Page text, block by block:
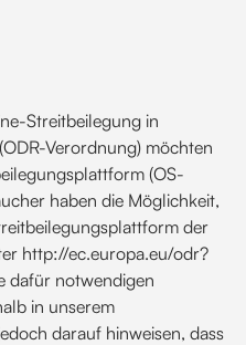
Streitbeilegung in
Verordnung) möchten
(OS-
haben die Möglichkeit,
der
http://ec.europa.eu/odr?
dafür notwendigen
in unserem
darauf hinweisen, dass